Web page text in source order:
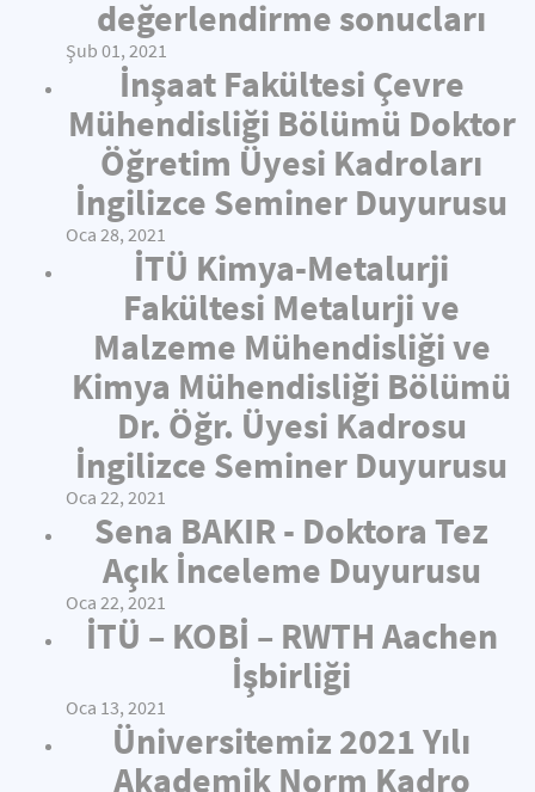
değerlendirme sonucları
Şub 01, 2021
İnşaat Fakültesi Çevre
Mühendisliği Bölümü Doktor
Öğretim Üyesi Kadroları
İngilizce Seminer Duyurusu
Oca 28, 2021
İTÜ Kimya-Metalurji
Fakültesi Metalurji ve
Malzeme Mühendisliği ve
Kimya Mühendisliği Bölümü
Dr. Öğr. Üyesi Kadrosu
İngilizce Seminer Duyurusu
Oca 22, 2021
Sena BAKIR - Doktora Tez
Açık İnceleme Duyurusu
Oca 22, 2021
İTÜ – KOBİ – RWTH Aachen
İşbirliği
Oca 13, 2021
Üniversitemiz 2021 Yılı
Akademik Norm Kadro